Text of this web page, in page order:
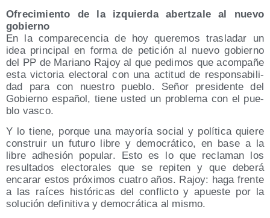
Ofre­ci­mien­to de la izquier­da aber­tza­le al nue­vo
gobierno
En la com­pa­re­cen­cia de hoy que­re­mos tras­la­dar un
idea prin­ci­pal en for­ma de peti­ción al nue­vo gobierno
del PP de Mariano Rajoy al que pedi­mos que acom­pa­ñe
esta vic­to­ria elec­to­ral con una acti­tud de res­pon­sa­bi­li­
dad para con nues­tro pue­blo. Señor pre­si­den­te del
Gobierno espa­ñol, tie­ne usted un pro­ble­ma con el pue­
blo vasco.
Y lo tie­ne, por­que una mayo­ría social y polí­ti­ca quie­re
cons­truir un futu­ro libre y demo­crá­ti­co, en base a la
libre adhe­sión popu­lar. Esto es lo que recla­man los
resul­ta­dos elec­to­ra­les que se repi­ten y que debe­rá
enca­rar estos pró­xi­mos cua­tro años. Rajoy: haga fren­te
a las raí­ces his­tó­ri­cas del con­flic­to y apues­te por la
solu­ción defi­ni­ti­va y demo­crá­ti­ca al mismo.